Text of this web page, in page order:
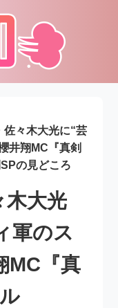
佐々木大光に“芸
井翔MC『真剣
の見どころ
木大光
軍のス
『真